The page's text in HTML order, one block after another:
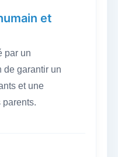
et
par un
de garantir un
et une
parents.